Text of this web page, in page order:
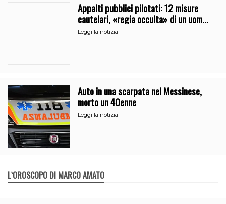
Appalti pubblici pilotati: 12 misure
cautelari, «regia occulta» di un uomo
vicino al clan
Leggi la notizia
Auto in una scarpata nel Messinese,
morto un 40enne
Leggi la notizia
L`OROSCOPO DI MARCO AMATO